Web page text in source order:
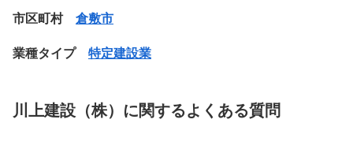
市区町村 倉敷市
業種タイプ 特定建設業
川上建設（株）に関するよくある質問